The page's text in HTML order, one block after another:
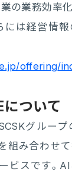
業の業務効率
には経営情
offering/
について
SCSKグルー
組み合わせ
ビスです。